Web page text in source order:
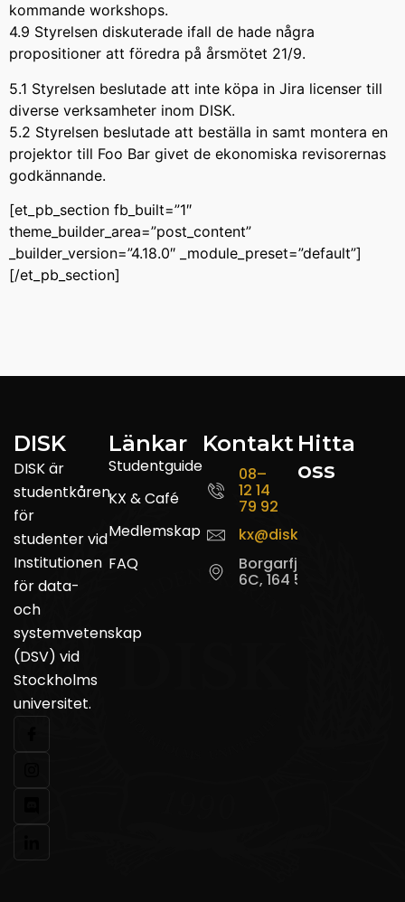
kommande workshops.
4.9 Styrelsen diskuterade ifall de hade några
propositioner att föredra på årsmötet 21/9.
5.1 Styrelsen beslutade att inte köpa in Jira licenser till
diverse verksamheter inom DISK.
5.2 Styrelsen beslutade att beställa in samt montera en
projektor till Foo Bar givet de ekonomiska revisorernas
godkännande.
[et_pb_section fb_built=”1″
theme_builder_area=”post_content”
_builder_version=”4.18.0″ _module_preset=”default”]
[/et_pb_section]
DISK
DISK är
studentkåren
för
studenter vid
Institutionen
för data-
och
systemvetenskap
(DSV) vid
Stockholms
universitet.
Länkar
Studentguide
KX & Café
Medlemskap
FAQ
Kontakt
08–
12 14
79 92
kx@disk.su.se
Borgarfjordsgatan
6C, 164 55 Kista
Hitta
oss